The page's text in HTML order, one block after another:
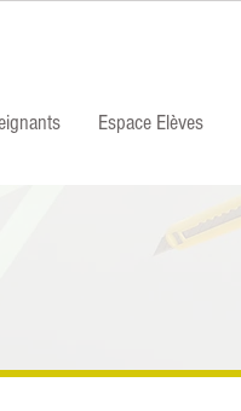
Espace Elèves